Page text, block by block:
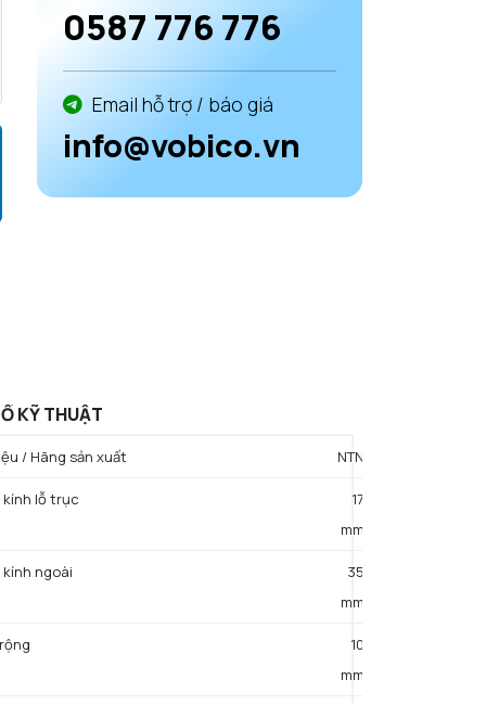
0587 776 776
Email hỗ trợ / báo giá
info@vobico.vn
KỸ THUẬT
/ Hãng sản xuất NTN
lỗ trục
17
mm
kính ngoài
35
mm
10
mm